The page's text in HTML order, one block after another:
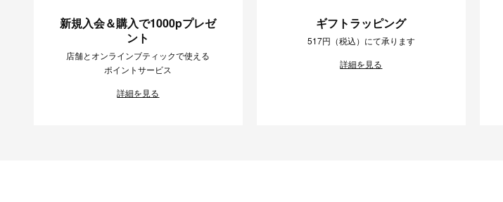
新規入会＆購入で1000pプレゼ
ント
店舗とオンラインブティックで使える
ポイントサービス
詳細を見る
ギフトラッピング
517円（税込）にて承ります
詳細を見る